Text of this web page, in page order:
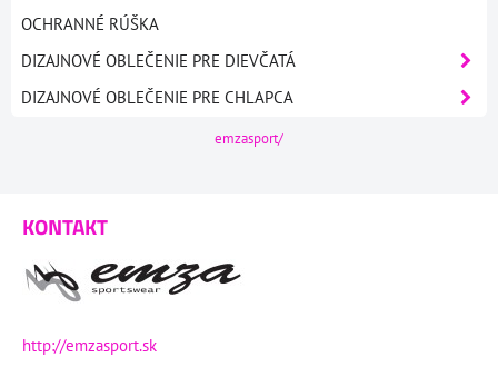
OCHRANNÉ RÚŠKA
DIZAJNOVÉ OBLEČENIE PRE DIEVČATÁ
DIZAJNOVÉ OBLEČENIE PRE CHLAPCA
emzasport/
KONTAKT
http://emzasport.sk